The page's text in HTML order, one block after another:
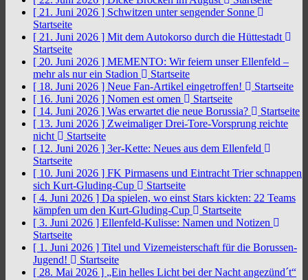
[ 21. Juni 2026 ] Schwitzen unter sengender Sonne
Startseite
[ 21. Juni 2026 ] Mit dem Autokorso durch die Hüttestadt
Startseite
[ 20. Juni 2026 ] MEMENTO: Wir feiern unser Ellenfeld –
mehr als nur ein Stadion
Startseite
[ 18. Juni 2026 ] Neue Fan-Artikel eingetroffen!
Startseite
[ 16. Juni 2026 ] Nomen est omen
Startseite
[ 14. Juni 2026 ] Was erwartet die neue Borussia?
Startseite
[ 13. Juni 2026 ] Zweimaliger Drei-Tore-Vorsprung reichte
nicht
Startseite
[ 12. Juni 2026 ] 3er-Kette: Neues aus dem Ellenfeld
Startseite
[ 10. Juni 2026 ] FK Pirmasens und Eintracht Trier schnappen
sich Kurt-Gluding-Cup
Startseite
[ 4. Juni 2026 ] Da spielen, wo einst Stars kickten: 22 Teams
kämpfen um den Kurt-Gluding-Cup
Startseite
[ 3. Juni 2026 ] Ellenfeld-Kulisse: Namen und Notizen
Startseite
[ 1. Juni 2026 ] Titel und Vizemeisterschaft für die Borussen-
Jugend!
Startseite
[ 28. Mai 2026 ] „Ein helles Licht bei der Nacht angezünd´t“